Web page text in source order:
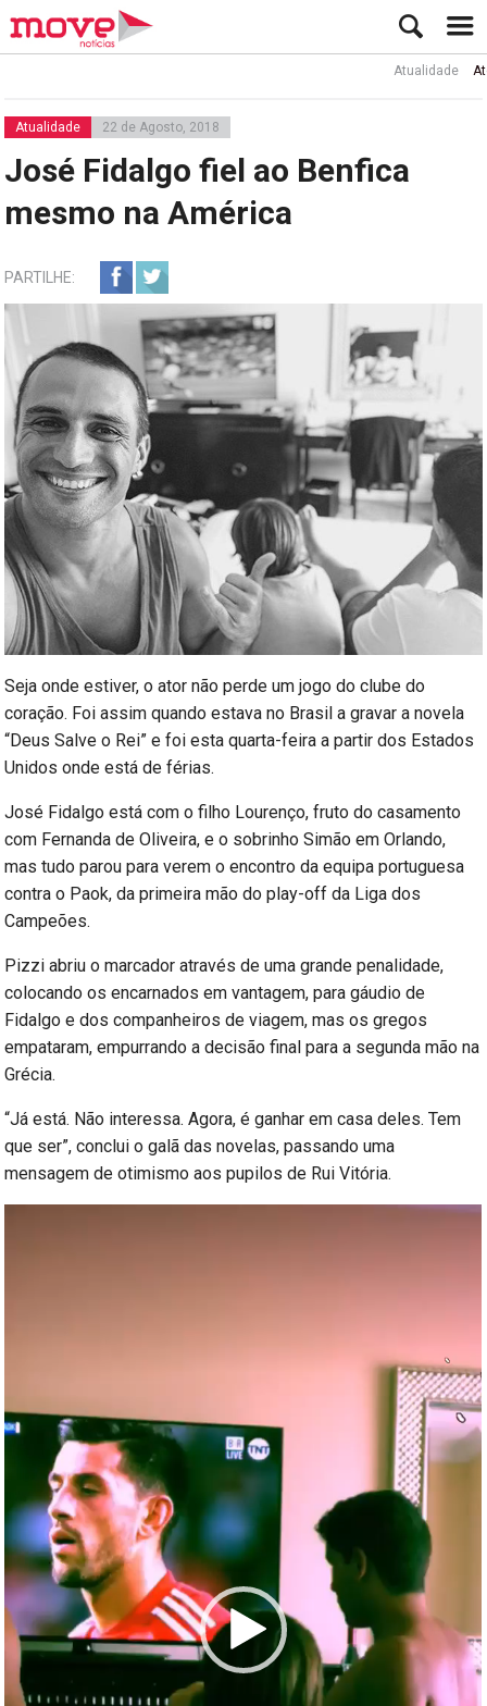
Atualidade Ator
Atualidade 22 de Agosto, 2018
José Fidalgo fiel ao Benfica
mesmo na América
PARTILHE:
Seja onde estiver, o ator não perde um jogo do clube do
coração. Foi assim quando estava no Brasil a gravar a novela
“Deus Salve o Rei” e foi esta quarta-feira a partir dos Estados
Unidos onde está de férias.
José Fidalgo está com o filho Lourenço, fruto do casamento
com Fernanda de Oliveira, e o sobrinho Simão em Orlando,
mas tudo parou para verem o encontro da equipa portuguesa
contra o Paok, da primeira mão do play-off da Liga dos
Campeões.
Pizzi abriu o marcador através de uma grande penalidade,
colocando os encarnados em vantagem, para gáudio de
Fidalgo e dos companheiros de viagem, mas os gregos
empataram, empurrando a decisão final para a segunda mão na
Grécia.
“Já está. Não interessa. Agora, é ganhar em casa deles. Tem
que ser”, conclui o galã das novelas, passando uma
mensagem de otimismo aos pupilos de Rui Vitória.